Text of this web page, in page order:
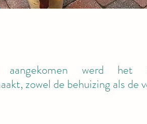
werd het
zowel de behuizing als de